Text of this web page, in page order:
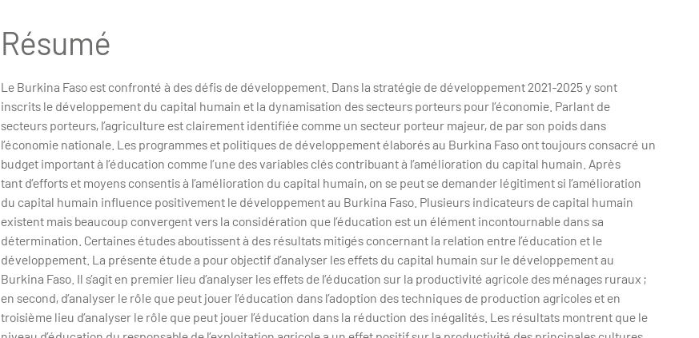
Résumé
Le Burkina Faso est confronté à des défis de développement. Dans la stratégie de développement 2021-2025 y sont
inscrits le développement du capital humain et la dynamisation des secteurs porteurs pour l’économie. Parlant de
secteurs porteurs, l’agriculture est clairement identifiée comme un secteur porteur majeur, de par son poids dans
l’économie nationale. Les programmes et politiques de développement élaborés au Burkina Faso ont toujours consacré un
budget important à l’éducation comme l’une des variables clés contribuant à l’amélioration du capital humain. Après
tant d’efforts et moyens consentis à l’amélioration du capital humain, on se peut se demander légitiment si l’amélioration
du capital humain influence positivement le développement au Burkina Faso. Plusieurs indicateurs de capital humain
existent mais beaucoup convergent vers la considération que l’éducation est un élément incontournable dans sa
détermination. Certaines études aboutissent à des résultats mitigés concernant la relation entre l’éducation et le
développement. La présente étude a pour objectif d’analyser les effets du capital humain sur le développement au
Burkina Faso. Il s’agit en premier lieu d’analyser les effets de l’éducation sur la productivité agricole des ménages ruraux ;
en second, d’analyser le rôle que peut jouer l’éducation dans l’adoption des techniques de production agricoles et en
troisième lieu d’analyser le rôle que peut jouer l’éducation dans la réduction des inégalités. Les résultats montrent que le